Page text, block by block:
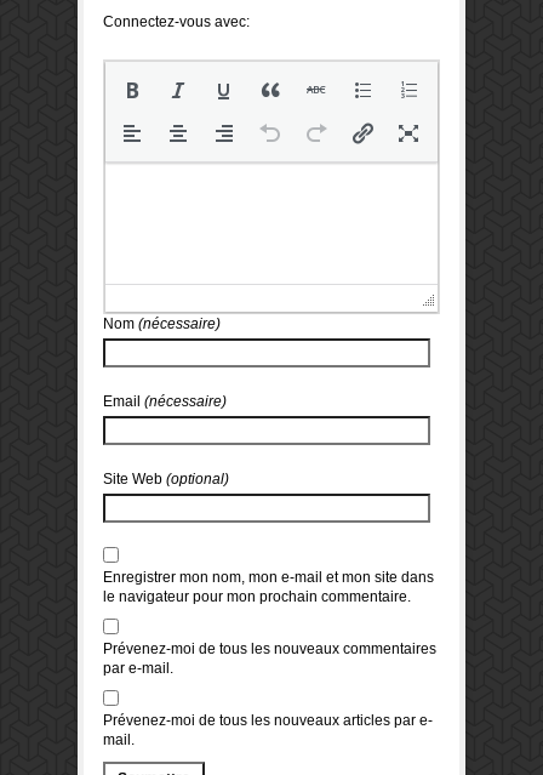
Connectez-vous avec:
Nom (nécessaire)
Email (nécessaire)
Site Web (optional)
Enregistrer mon nom, mon e-mail et mon site dans
le navigateur pour mon prochain commentaire.
Prévenez-moi de tous les nouveaux commentaires
par e-mail.
Prévenez-moi de tous les nouveaux articles par e-
mail.